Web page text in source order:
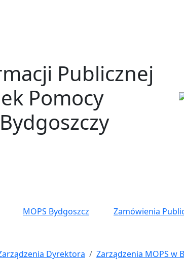
Publicznej
Pomocy
MOPS Bydgoszcz Zamówienia
Dyrektora Zarządzenia MOPS w